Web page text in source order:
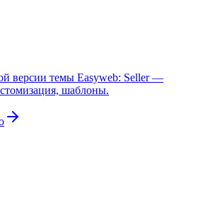
версии темы Easyweb: Seller —
шаблоны.